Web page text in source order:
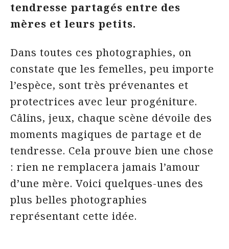
tendresse partagés entre des
mères et leurs petits.
Dans toutes ces photographies, on
constate que les femelles, peu importe
l’espèce, sont très prévenantes et
protectrices avec leur progéniture.
Câlins, jeux, chaque scène dévoile des
moments magiques de partage et de
tendresse. Cela prouve bien une chose
: rien ne remplacera jamais l’amour
d’une mère. Voici quelques-unes des
plus belles photographies
représentant cette idée.